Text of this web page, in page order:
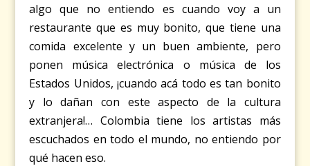
algo que no entiendo es cuando voy a un
restaurante que es muy bonito, que tiene una
comida excelente y un buen ambiente, pero
ponen música electrónica o música de los
Estados Unidos, ¡cuando acá todo es tan bonito
y lo dañan con este aspecto de la cultura
extranjera!… Colombia tiene los artistas más
escuchados en todo el mundo, no entiendo por
qué hacen eso.